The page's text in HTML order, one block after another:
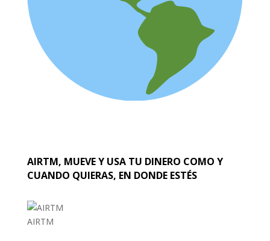
AIRTM, MUEVE Y USA TU DINERO COMO Y
CUANDO QUIERAS, EN DONDE ESTÉS
AIRTM